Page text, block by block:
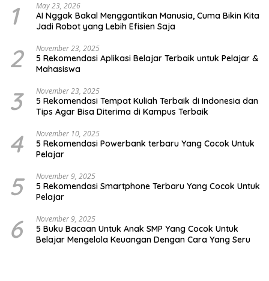
1 May 23, 2026
AI Nggak Bakal Menggantikan Manusia, Cuma Bikin Kita
Jadi Robot yang Lebih Efisien Saja
2 November 23, 2025
5 Rekomendasi Aplikasi Belajar Terbaik untuk Pelajar &
Mahasiswa
3 November 23, 2025
5 Rekomendasi Tempat Kuliah Terbaik di Indonesia dan
Tips Agar Bisa Diterima di Kampus Terbaik
4 November 10, 2025
5 Rekomendasi Powerbank terbaru Yang Cocok Untuk
Pelajar
5 November 9, 2025
5 Rekomendasi Smartphone Terbaru Yang Cocok Untuk
Pelajar
6 November 9, 2025
5 Buku Bacaan Untuk Anak SMP Yang Cocok Untuk
Belajar Mengelola Keuangan Dengan Cara Yang Seru